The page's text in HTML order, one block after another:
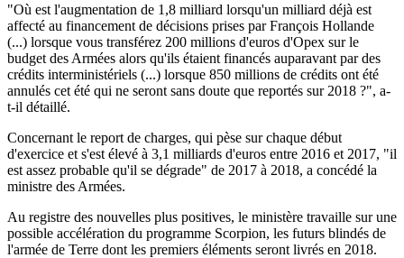
"Où est l'augmentation de 1,8 milliard lorsqu'un milliard déjà est
affecté au financement de décisions prises par François Hollande
(...) lorsque vous transférez 200 millions d'euros d'Opex sur le
budget des Armées alors qu'ils étaient financés auparavant par des
crédits interministériels (...) lorsque 850 millions de crédits ont été
annulés cet été qui ne seront sans doute que reportés sur 2018 ?", a-
t-il détaillé.
Concernant le report de charges, qui pèse sur chaque début
d'exercice et s'est élevé à 3,1 milliards d'euros entre 2016 et 2017, "il
est assez probable qu'il se dégrade" de 2017 à 2018, a concédé la
ministre des Armées.
Au registre des nouvelles plus positives, le ministère travaille sur une
possible accélération du programme Scorpion, les futurs blindés de
l'armée de Terre dont les premiers éléments seront livrés en 2018.